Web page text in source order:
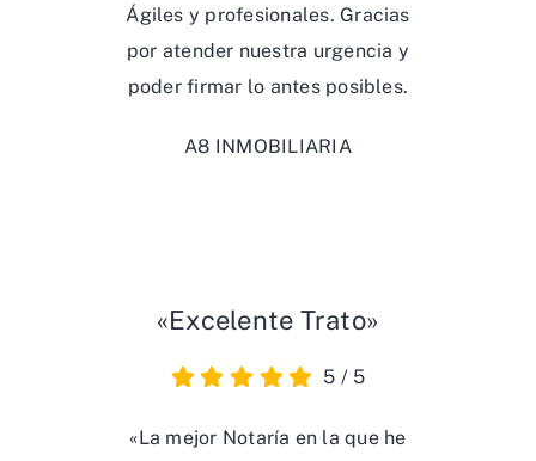
Ágiles y profesionales. Gracias
por atender nuestra urgencia y
poder firmar lo antes posibles.
A8 INMOBILIARIA
«Excelente Trato»
5 / 5
«La mejor Notaría en la que he